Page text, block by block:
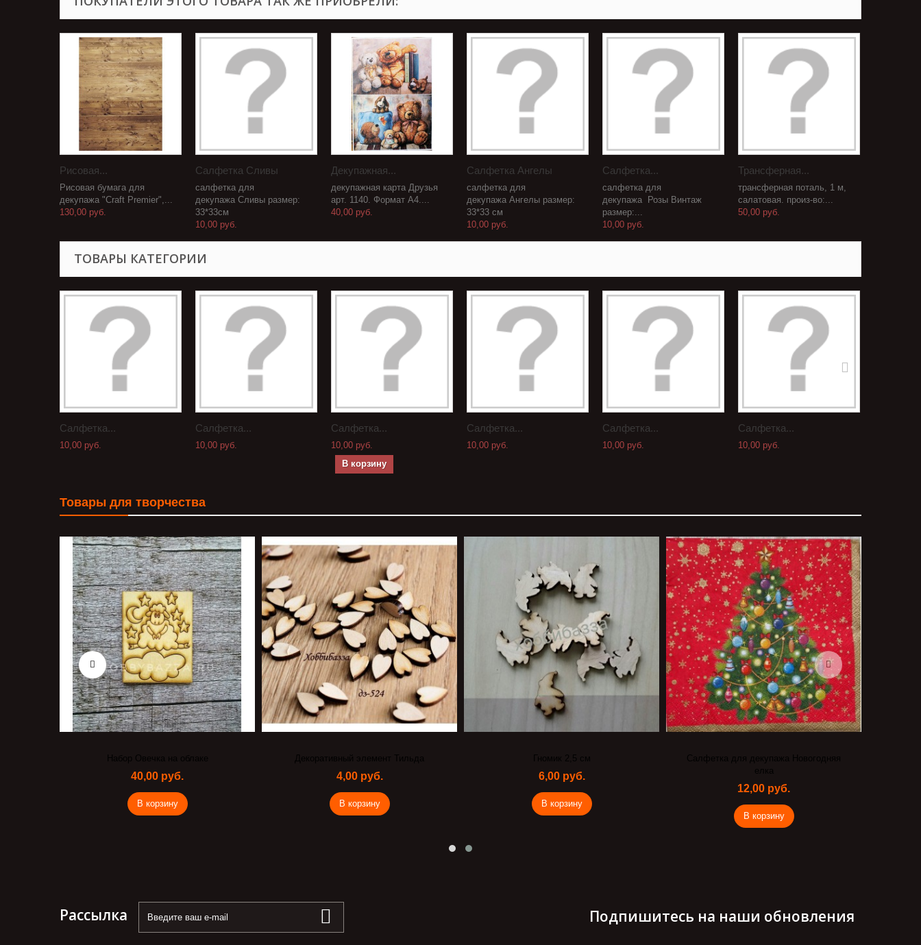
Рисовая...
Рисовая бумага для
декупажа "Craft Premier",...
130,00 руб.
Салфетка Сливы
салфетка для
декупажа Сливы размер:
33*33см
10,00 руб.
Декупажная...
декупажная карта Друзья
арт. 1140. Формат А4....
40,00 руб.
Салфетка Ангелы
салфетка для
декупажа Ангелы размер:
33*33 см
10,00 руб.
Салфетка...
салфетка для
декупажа Розы Винтаж
размер:...
10,00 руб.
Трансферная...
трансферная поталь, 1 м,
салатовая. произ-во:...
50,00 руб.
ТОВАРЫ КАТЕГОРИИ
Салфетка...
10,00 руб.
Салфетка...
10,00 руб.
Салфетка...
10,00 руб.
В корзину
Салфетка...
10,00 руб.
Салфетка...
10,00 руб.
Салфетка...
10,00 руб.
Товары для творчества
Набор Овечка на облаке
40,00 руб.
В корзину
Декоративный элемент Тильда
4,00 руб.
В корзину
Гномик 2,5 см
6,00 руб.
В корзину
Салфетка для декупажа Новогодняя
елка
12,00 руб.
В корзину
Рассылка Подпишитесь на наши обновления